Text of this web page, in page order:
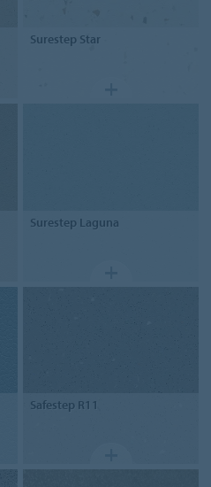
Surestep Star
Surestep Laguna
Safestep R11